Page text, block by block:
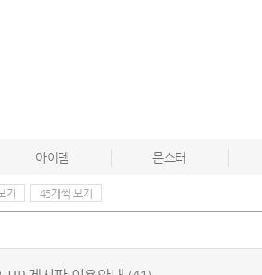
아이템 몬스터
기 45개씩 보기